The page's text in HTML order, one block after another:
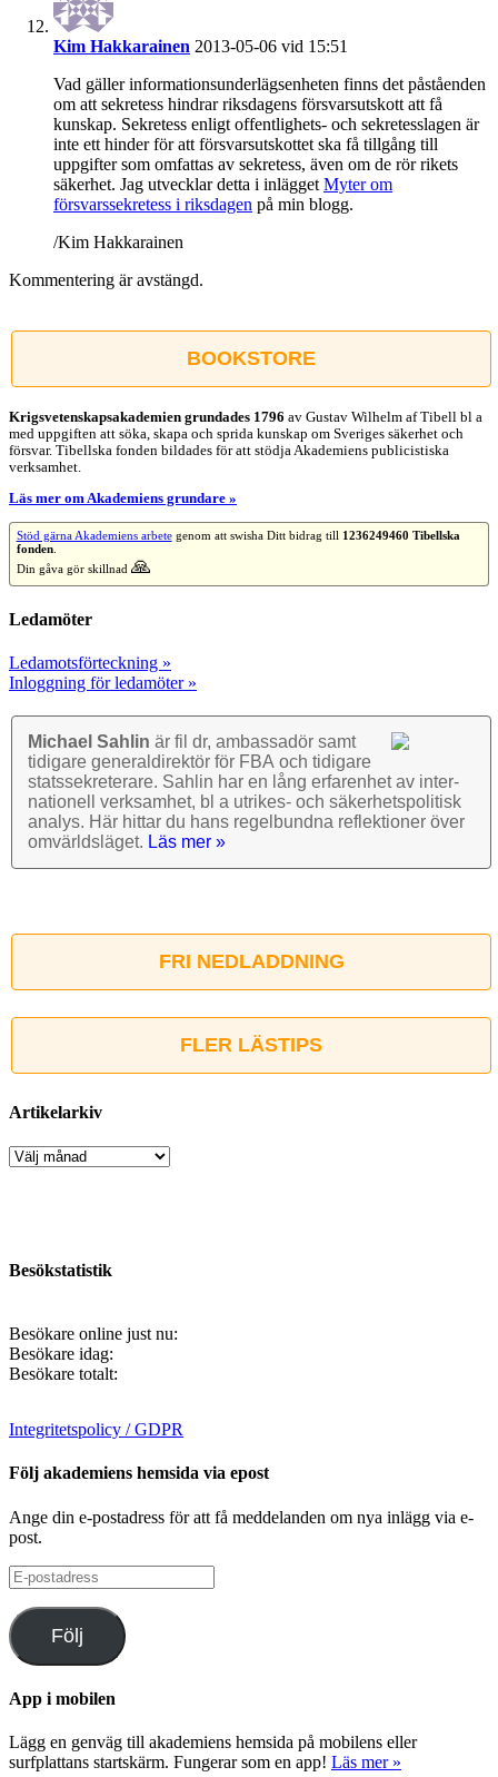
Kim Hakkarainen 2013-05-06 vid 15:51
Vad gäller informationsunderlägsenheten finns det påståenden
om att sekretess hindrar riksdagens försvarsutskott att få
kunskap. Sekretess enligt offentlighets- och sekretesslagen är
inte ett hinder för att försvarsutskottet ska få tillgång till
uppgifter som omfattas av sekretess, även om de rör rikets
säkerhet. Jag utvecklar detta i inlägget Myter om
försvarssekretess i riksdagen på min blogg.
/Kim Hakkarainen
Kommentering är avstängd.
BOOKSTORE
Krigsvetenskap­sakademien grundades 1796 av Gustav Wilhelm af Tibell bl a
med uppgiften att söka, skapa och sprida kunskap om Sveriges säkerhet och
försvar. Tibellska fonden bildades för att stödja Akademiens publicistiska
verksamhet.
Läs mer om Akademiens grundare »
Stöd gärna Akademiens arbetegenom att swisha Ditt bidrag till 1236249460 Tibellska
fonden.
Din gåva gör skillnad 🙏
Ledamöter
Ledamotsförteckning »
Inloggning för ledamöter »
Michael Sahlin är fil dr, ambassadör samt
tidigare general­direktör för FBA och tidigare
stats­sekre­terare. Sahlin har en lång erfarenhet av inter­
nationell verk­samhet, bl a utrikes- och säkerhets­politisk
analys. Här hittar du hans regel­bundna reflek­tioner över
omvärlds­läget. Läs mer »
FRI NEDLADDNING
FLER LÄSTIPS
Artikelarkiv
Artikelarkiv
Besökstatistik
Besökare online just nu:
Besökare idag:
Besökare totalt:
Integritetspolicy / GDPR
Följ akademiens hemsida via epost
Ange din e-postadress för att få meddelanden om nya inlägg via e-
post.
E-
postadress
Följ
App i mobilen
Lägg en genväg till akademiens hemsida på mobilens eller
surfplattans startskärm. Fungerar som en app! Läs mer »